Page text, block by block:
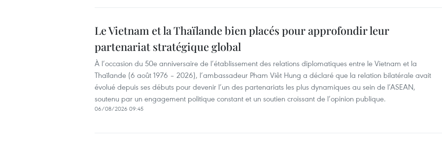
Le Vietnam et la Thaïlande bien placés pour approfondir leur
partenariat stratégique global
À l’occasion du 50e anniversaire de l’établissement des relations diplomatiques entre le Vietnam et la
Thaïlande (6 août 1976 – 2026), l’ambassadeur Pham Viêt Hung a déclaré que la relation bilatérale avait
évolué depuis ses débuts pour devenir l’un des partenariats les plus dynamiques au sein de l’ASEAN,
soutenu par un engagement politique constant et un soutien croissant de l’opinion publique.
06/08/2026 09:45